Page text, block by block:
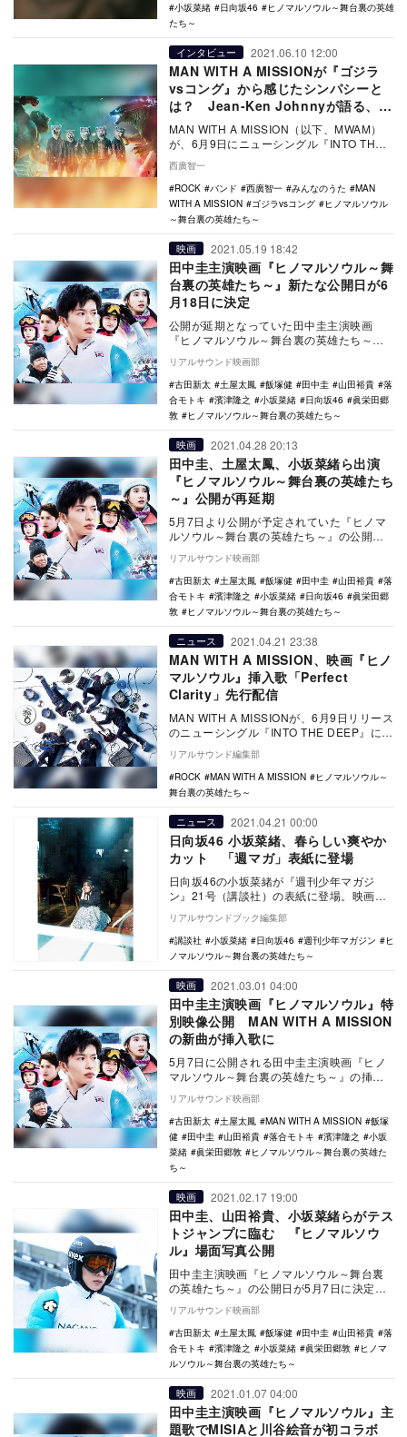
小坂菜緒
日向坂46
ヒノマルソウル～舞台裏の英雄
たち～
インタビュー 2021.06.10 12:00
MAN WITH A MISSIONが『ゴジラ
vsコング』から感じたシンパシーと
は？ Jean-Ken Johnnyが語る、作
品との共鳴
MAN WITH A MISSION（以下、MWAM）
が、6月9日にニューシングル『INTO THE
西廣智一
ROCK
バンド 西廣智一 みんなのうた
MAN
WITH A MISSION
ゴジラvsコング
ヒノマルソウル
～舞台裏の英雄たち～
映画 2021.05.19 18:42
田中圭主演映画『ヒノマルソウル～舞
台裏の英雄たち～』新たな公開日が6
月18日に決定
公開が延期となっていた田中圭主演映画
『ヒノマルソウル～舞台裏の英雄たち～』
の新たな公開日が6月18日に決定した。
当初、20…
リアルサウンド映画部
古田新太
土屋太鳳 飯塚健 田中圭 山田裕貴
落
合モトキ
濱津隆之 小坂菜緒 日向坂46
眞栄田郷
敦
ヒノマルソウル～舞台裏の英雄たち～
映画 2021.04.28 20:13
田中圭、土屋太鳳、小坂菜緒ら出演
『ヒノマルソウル～舞台裏の英雄たち
～』公開が再延期
5月7日より公開が予定されていた『ヒノマ
ルソウル～舞台裏の英雄たち～』の公開延
期が決定した。 当初、2020年6月19日に
公…
リアルサウンド映画部
古田新太
土屋太鳳 飯塚健 田中圭 山田裕貴
落
合モトキ
濱津隆之 小坂菜緒 日向坂46
眞栄田郷
敦
ヒノマルソウル～舞台裏の英雄たち～
ニュース 2021.04.21 23:38
MAN WITH A MISSION、映画『ヒノ
マルソウル』挿入歌「Perfect
Clarity」先行配信
MAN WITH A MISSIONが、6月9日リリース
のニューシングル『INTO THE DEEP』に収
録される「Perfec…
リアルサウンド編集部
ROCK
MAN WITH A MISSION
ヒノマルソウル～
舞台裏の英雄たち～
ニュース 2021.04.21 00:00
日向坂46 小坂菜緒、春らしい爽やか
カット 「週マガ」表紙に登場
日向坂46の小坂菜緒が『週刊少年マガジ
ン』21号（講談社）の表紙に登場。映画
「ヒノマルソウル」への出演も決まり、絶
好調の小坂菜緒…
リアルサウンドブック編集部
講談社
小坂菜緒 日向坂46 週刊少年マガジン
ヒ
ノマルソウル～舞台裏の英雄たち～
映画 2021.03.01 04:00
田中圭主演映画『ヒノマルソウル』特
別映像公開 MAN WITH A MISSION
の新曲が挿入歌に
5月7日に公開される田中圭主演映画『ヒノ
マルソウル～舞台裏の英雄たち～』の挿入
歌をMAN WITH A MISSIONが担当する…
リアルサウンド映画部
古田新太
土屋太鳳 MAN WITH A MISSION
飯塚
健
田中圭 山田裕貴 落合モトキ 濱津隆之
小坂
菜緒
眞栄田郷敦
ヒノマルソウル～舞台裏の英雄た
ち～
映画 2021.02.17 19:00
田中圭、山田裕貴、小坂菜緒らがテス
トジャンプに臨む 『ヒノマルソウ
ル』場面写真公開
田中圭主演映画『ヒノマルソウル～舞台裏
の英雄たち～』の公開日が5月7日に決定
し、あわせて場面写真が公開された。
『虹色デイズ…
リアルサウンド映画部
古田新太
土屋太鳳 飯塚健 田中圭 山田裕貴
落
合モトキ
濱津隆之 小坂菜緒 眞栄田郷敦
ヒノマ
ルソウル～舞台裏の英雄たち～
映画 2021.01.07 04:00
田中圭主演映画『ヒノマルソウル』主
題歌でMISIAと川谷絵音が初コラボ